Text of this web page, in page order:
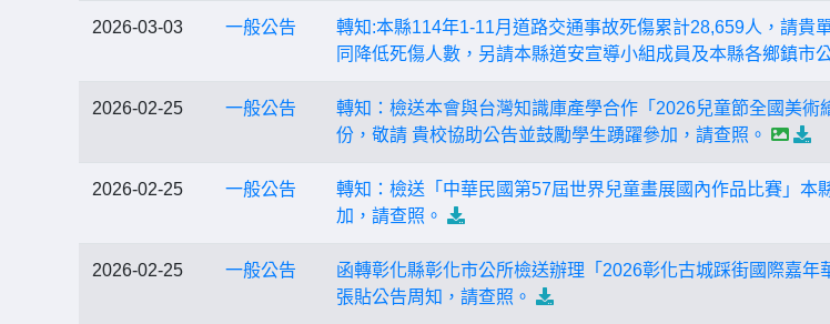
2026-03-03 一般公告
轉知:本縣114年1-11月道路交通事故死傷累計28,659人，請貴
同降低死傷人數，另請本縣道安宣導小組成員及本縣各鄉鎮市
2026-02-25 一般公告
轉知：檢送本會與台灣知識庫產學合作「2026兒童節全國美
份，敬請 貴校協助公告並鼓勵學生踴躍參加，請查照。
2026-02-25 一般公告
轉知：檢送「中華民國第57屆世界兒童畫展國內作品比賽」
加，請查照。
2026-02-25 一般公告
函轉彰化縣彰化市公所檢送辦理「2026彰化古城踩街國際嘉
張貼公告周知，請查照。